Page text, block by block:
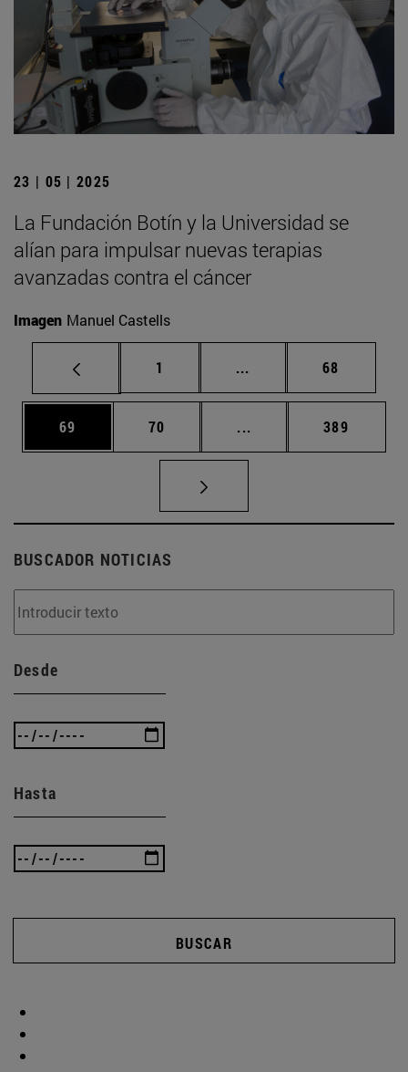
23 | 05 | 2025
La Fundación Botín y la Universidad se
alían para impulsar nuevas terapias
avanzadas contra el cáncer
Imagen Manuel Castells
Página
1 ... Páginas intermedias
Página
68
Página
69 Página
70 ... Páginas intermedias
Página
389
BUSCADOR NOTICIAS
Desde
Hasta
BUSCAR